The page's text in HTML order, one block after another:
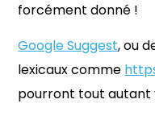
forcément donné !
Google Suggest, ou
lexicaux comme
pourront tout autant